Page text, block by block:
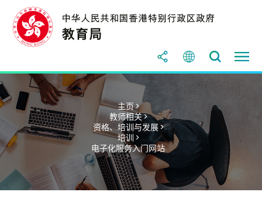
主页 >
教师相关 >
资格、培训与发展 >
培训 >
电子化服务入门网站